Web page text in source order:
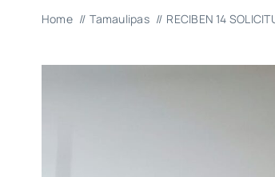
Home Tamaulipas RECIBEN 14